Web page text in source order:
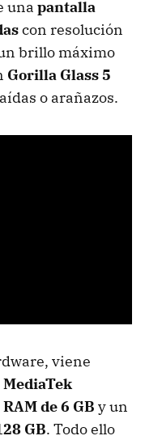
una pantalla
con resolución
brillo máximo
Gorilla Glass 5
o arañazos.
viene
de 6 GB y un
GB. Todo ello